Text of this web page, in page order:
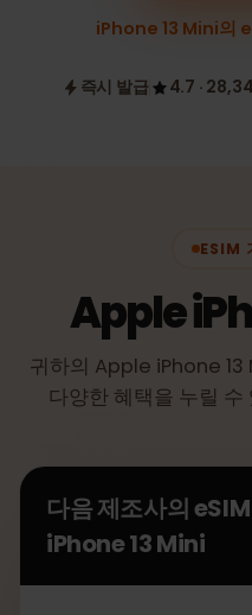
iPhone 13 Mini의
즉시 발급 4.7 ·
ESIM
Apple
귀하의 Apple iPhone
다양한 혜택을 누릴
다음 제조사의
iPhone 13 Mini